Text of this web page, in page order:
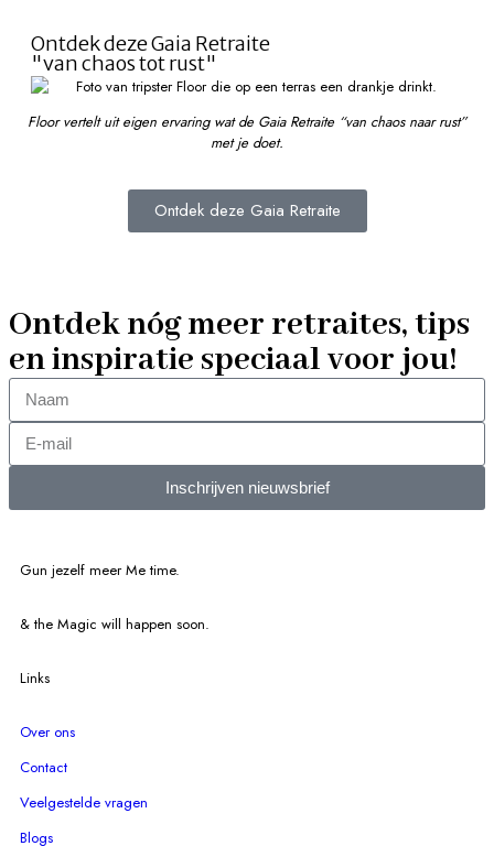
Ontdek deze Gaia Retraite
"van chaos tot rust"
Floor vertelt uit eigen ervaring wat de Gaia Retraite “van chaos naar rust”
met je doet.
Ontdek deze Gaia Retraite
Ontdek nóg meer retraites, tips
en inspiratie speciaal voor jou!
Inschrijven nieuwsbrief
Gun jezelf meer Me time.​
& the Magic will happen soon.
Links
Over ons
Contact
Veelgestelde vragen
Blogs